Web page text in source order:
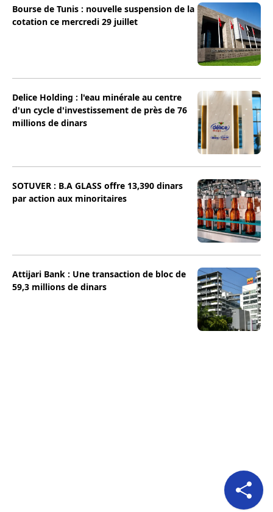
Bourse de Tunis : nouvelle suspension de la
cotation ce mercredi 29 juillet
Delice Holding : l'eau minérale au centre
d'un cycle d'investissement de près de 76
millions de dinars
SOTUVER : B.A GLASS offre 13,390 dinars
par action aux minoritaires
Attijari Bank : Une transaction de bloc de
59,3 millions de dinars